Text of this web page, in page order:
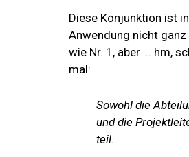
Diese Konjunktion ist
Anwendung nicht ganz
wie Nr. 1, aber ... hm,
mal:
Sowohl die
und die
teil.